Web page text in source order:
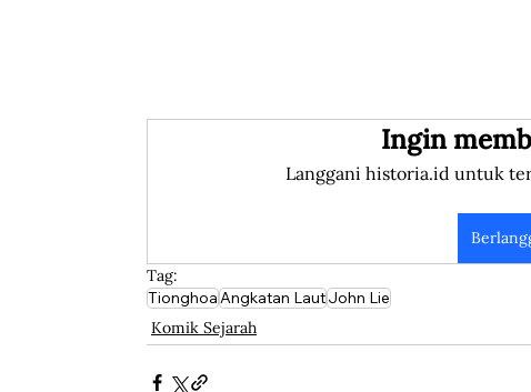
Ingin
Langgani historia.id untuk
Tag:
TionghoaAngkatan LautJohn Lie
Komik Sejarah